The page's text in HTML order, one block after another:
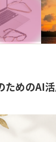
ためのAI